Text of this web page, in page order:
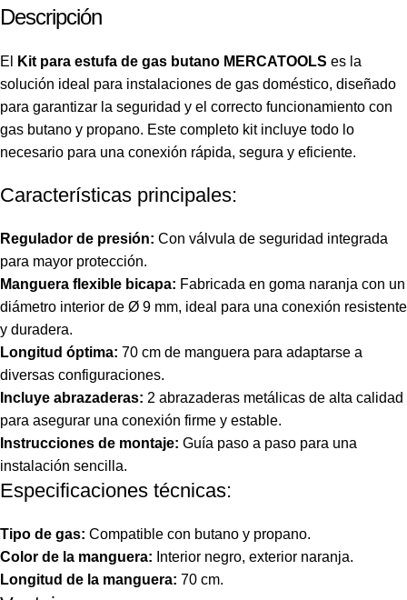
Descripción
El Kit para estufa de gas butano MERCATOOLS es la
solución ideal para instalaciones de gas doméstico, diseñado
para garantizar la seguridad y el correcto funcionamiento con
gas butano y propano. Este completo kit incluye todo lo
necesario para una conexión rápida, segura y eficiente.
Características principales:
Regulador de presión: Con válvula de seguridad integrada
para mayor protección.
Manguera flexible bicapa: Fabricada en goma naranja con un
diámetro interior de Ø 9 mm, ideal para una conexión resistente
y duradera.
Longitud óptima: 70 cm de manguera para adaptarse a
diversas configuraciones.
Incluye abrazaderas: 2 abrazaderas metálicas de alta calidad
para asegurar una conexión firme y estable.
Instrucciones de montaje: Guía paso a paso para una
instalación sencilla.
Especificaciones técnicas:
Tipo de gas: Compatible con butano y propano.
Color de la manguera: Interior negro, exterior naranja.
Longitud de la manguera: 70 cm.